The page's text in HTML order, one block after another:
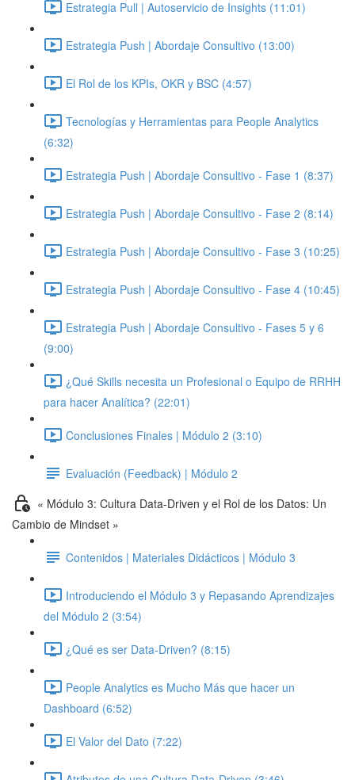
Estrategia Pull | Autoservicio de Insights (11:01)
Estrategia Push | Abordaje Consultivo (13:00)
El Rol de los KPIs, OKR y BSC (4:57)
Tecnologías y Herramientas para People Analytics
(6:32)
Estrategia Push | Abordaje Consultivo - Fase 1 (8:37)
Estrategia Push | Abordaje Consultivo - Fase 2 (8:14)
Estrategia Push | Abordaje Consultivo - Fase 3 (10:25)
Estrategia Push | Abordaje Consultivo - Fase 4 (10:45)
Estrategia Push | Abordaje Consultivo - Fases 5 y 6
(9:00)
¿Qué Skills necesita un Profesional o Equipo de RRHH
para hacer Analítica? (22:01)
Conclusiones Finales | Módulo 2 (3:10)
Evaluación (Feedback) | Módulo 2
« Módulo 3: Cultura Data-Driven y el Rol de los Datos: Un
Cambio de Mindset »
Contenidos | Materiales Didácticos | Módulo 3
Introduciendo el Módulo 3 y Repasando Aprendizajes
del Módulo 2 (3:54)
¿Qué es ser Data-Driven? (8:15)
People Analytics es Mucho Más que hacer un
Dashboard (6:52)
El Valor del Dato (7:22)